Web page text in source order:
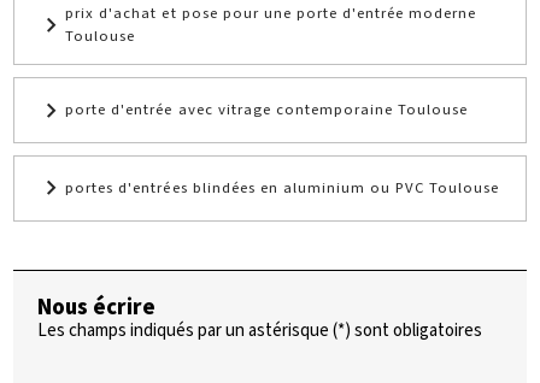
prix d'achat et pose pour une porte d'entrée moderne
Toulouse
porte d'entrée avec vitrage contemporaine Toulouse
portes d'entrées blindées en aluminium ou PVC Toulouse
Nous écrire
Les champs indiqués par un astérisque (*) sont obligatoires